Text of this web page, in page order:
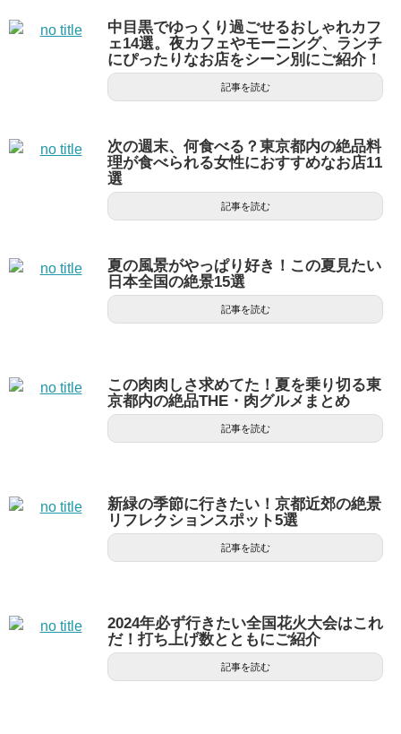
中目黒でゆっくり過ごせるおしゃれカフ
ェ14選。夜カフェやモーニング、ランチ
にぴったりなお店をシーン別にご紹介！
記事を読む
次の週末、何食べる？東京都内の絶品料
理が食べられる女性におすすめなお店11
選
記事を読む
夏の風景がやっぱり好き！この夏見たい
日本全国の絶景15選
記事を読む
この肉肉しさ求めてた！夏を乗り切る東
京都内の絶品THE・肉グルメまとめ
記事を読む
新緑の季節に行きたい！京都近郊の絶景
リフレクションスポット5選
記事を読む
2024年必ず行きたい全国花火大会はこれ
だ！打ち上げ数とともにご紹介
記事を読む